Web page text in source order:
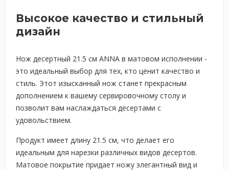
Высокое качество и стильный
дизайн
Нож десертный 21.5 см ANNA в матовом исполнении -
это идеальный выбор для тех, кто ценит качество и
стиль. Этот изысканный нож станет прекрасным
дополнением к вашему сервировочному столу и
позволит вам наслаждаться десертами с
удовольствием.
Продукт имеет длину 21.5 см, что делает его
идеальным для нарезки различных видов десертов.
Матовое покрытие придает ножу элегантный вид и